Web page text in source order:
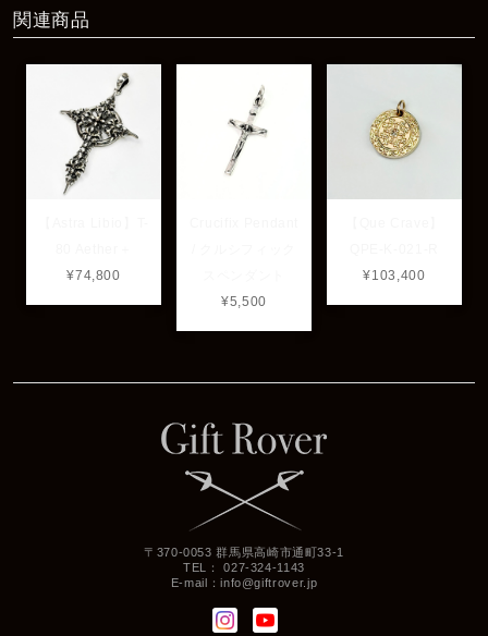
関連商品
¥74,800
¥5,500
¥103,400
〒370-0053 群馬県高崎市通町33-1
TEL： 027-324-1143
E-mail：info@giftrover.jp